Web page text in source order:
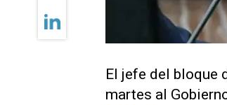
El jefe del bloque
martes al